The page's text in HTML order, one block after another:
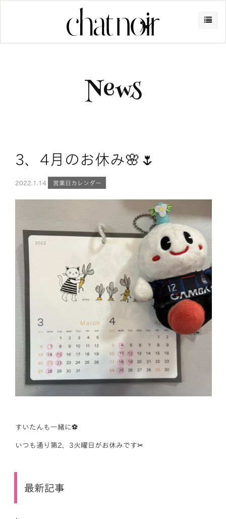
News
3、4月のお休み🌸🌷
2022. 1.14 営業日カレンダー
すいたんも一緒に⚽️
いつも通り第2、3火曜日がお休みです‪✂︎‬
最新記事